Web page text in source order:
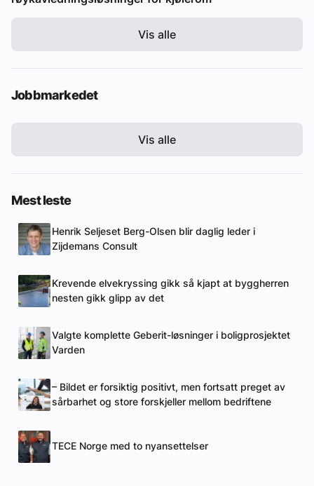
Vis alle
Jobbmarkedet
Vis alle
Mest leste
Henrik Seljeset Berg-Olsen blir daglig leder i
Zijdemans Consult
Krevende elvekryssing gikk så kjapt at byggherren
nesten gikk glipp av det
Valgte komplette Geberit-løsninger i boligprosjektet
Varden
– Bildet er forsiktig positivt, men fortsatt preget av
sårbarhet og store forskjeller mellom bedriftene
TECE Norge med to nyansettelser